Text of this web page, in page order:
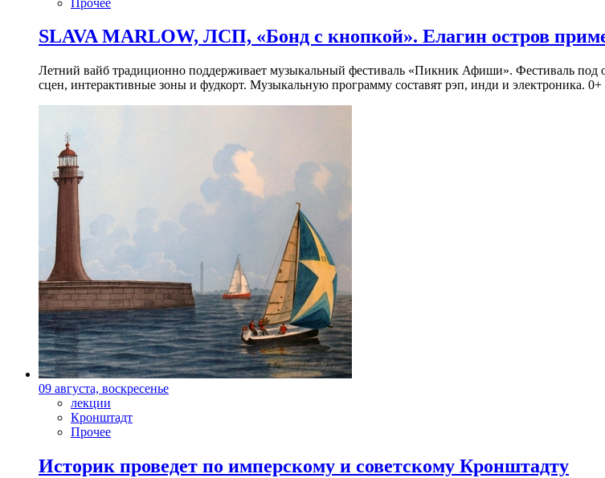
SLAVA MARLOW, ЛСП, «Бонд с кнопкой». Елагин остров
Летний вайб традиционно поддерживает музыкальный фестиваль «Пикник Афиши». Фестиваль под
сцен, интерактивные зоны и фудкорт. Музыкальную программу составят рэп, инди и электроника. 0+
09 августа, воскресенье
лекции
Кронштадт
Прочее
Историк проведет по имперскому и советскому Кронштадту